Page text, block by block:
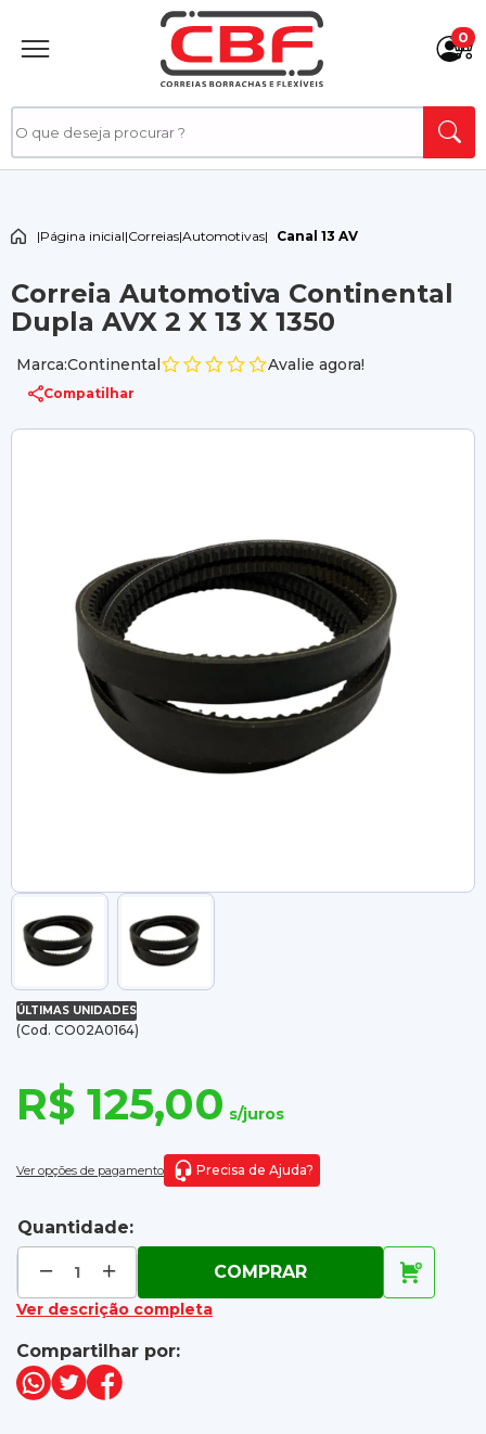
0
|Página inicial|Correias|Automotivas| Canal 13 AV
Correia Automotiva Continental
Dupla AVX 2 X 13 X 1350
Marca:Continental Avalie agora!
Compatilhar
ÚLTIMAS UNIDADES
(Cod. CO02A0164)
R$ 125,00 s/juros
Ver opções de pagamento Precisa de Ajuda?
Quantidade:
COMPRAR
Ver descrição completa
Compartilhar por: